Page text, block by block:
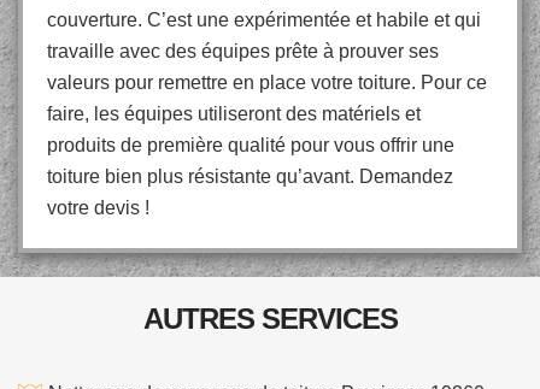
couverture. C’est une expérimentée et habile et qui
travaille avec des équipes prête à prouver ses
valeurs pour remettre en place votre toiture. Pour ce
faire, les équipes utiliseront des matériels et
produits de première qualité pour vous offrir une
toiture bien plus résistante qu’avant. Demandez
votre devis !
AUTRES SERVICES